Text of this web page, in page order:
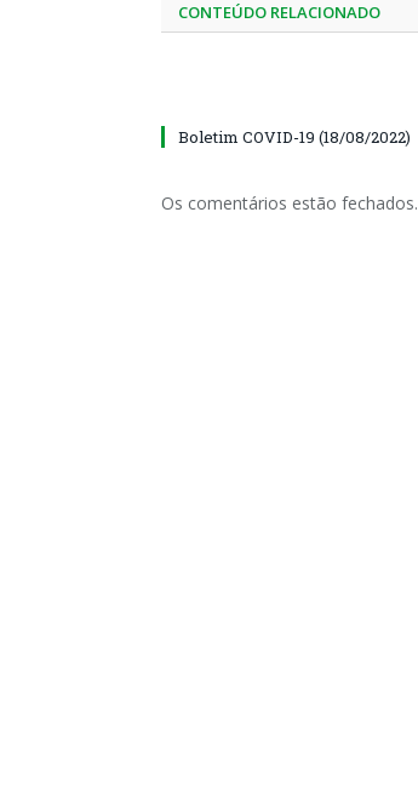
CONTEÚDO RELACIONADO
Boletim COVID-19 (18/08/2022)
Os comentários estão fechados.